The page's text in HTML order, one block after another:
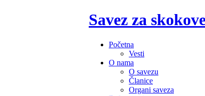
Savez za
Početna
Vesti
O nama
O savezu
Članice
Organi saveza